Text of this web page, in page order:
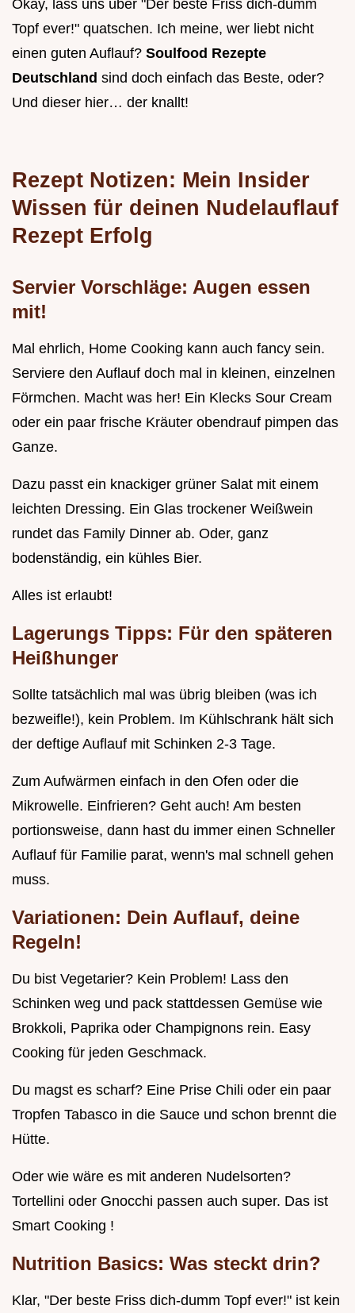
Okay, lass uns über "Der beste Friss dich-dumm
Topf ever!" quatschen. Ich meine, wer liebt nicht
einen guten Auflauf? Soulfood Rezepte
Deutschland sind doch einfach das Beste, oder?
Und dieser hier… der knallt!
Rezept Notizen: Mein Insider
Wissen für deinen Nudelauflauf
Rezept Erfolg
Servier Vorschläge: Augen essen
mit!
Mal ehrlich, Home Cooking kann auch fancy sein.
Serviere den Auflauf doch mal in kleinen, einzelnen
Förmchen. Macht was her! Ein Klecks Sour Cream
oder ein paar frische Kräuter obendrauf pimpen das
Ganze.
Dazu passt ein knackiger grüner Salat mit einem
leichten Dressing. Ein Glas trockener Weißwein
rundet das Family Dinner ab. Oder, ganz
bodenständig, ein kühles Bier.
Alles ist erlaubt!
Lagerungs Tipps: Für den späteren
Heißhunger
Sollte tatsächlich mal was übrig bleiben (was ich
bezweifle!), kein Problem. Im Kühlschrank hält sich
der deftige Auflauf mit Schinken 2-3 Tage.
Zum Aufwärmen einfach in den Ofen oder die
Mikrowelle. Einfrieren? Geht auch! Am besten
portionsweise, dann hast du immer einen Schneller
Auflauf für Familie parat, wenn's mal schnell gehen
muss.
Variationen: Dein Auflauf, deine
Regeln!
Du bist Vegetarier? Kein Problem! Lass den
Schinken weg und pack stattdessen Gemüse wie
Brokkoli, Paprika oder Champignons rein. Easy
Cooking für jeden Geschmack.
Du magst es scharf? Eine Prise Chili oder ein paar
Tropfen Tabasco in die Sauce und schon brennt die
Hütte.
Oder wie wäre es mit anderen Nudelsorten?
Tortellini oder Gnocchi passen auch super. Das ist
Smart Cooking !
Nutrition Basics: Was steckt drin?
Klar, "Der beste Friss dich-dumm Topf ever!" ist kein